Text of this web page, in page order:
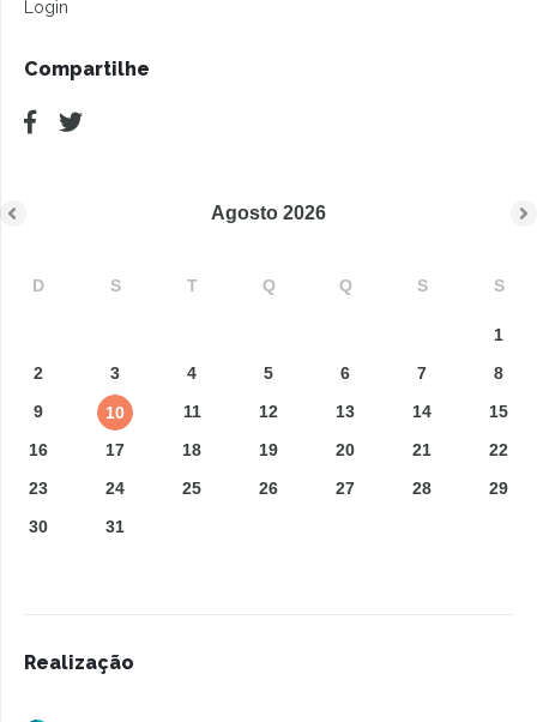
Login
Compartilhe
Agosto 2026
D S T Q Q S S
1
2
3 4 5 6 7
8
9
10 11 12 13 14
15
16
17 18 19 20 21
22
23
24 25 26 27 28
29
30
31
Realização